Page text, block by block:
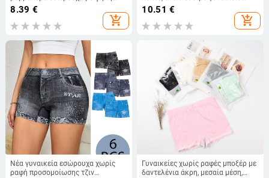
μέση, χωρίς ραφές, γυναικείες
αθλητικές βερμούδες για τρέξιμο
και γιόγκα
8.39 €
add_shopping_cart
εσώρουχο που σχηματίζει τη μέση,
σέξι, κοίλο, όμορφο παντελόνι με
ψηλή μέση και σχήμα κοιλιάς
10.51 €
add_shopping_cart
Νέα γυναικεία εσώρουχα χωρίς
ραφή προσομοίωσης τζιν
Γυναικείες χωρίς ραφές μποξέρ με
δαντελένια άκρη, μεσαία μέση,